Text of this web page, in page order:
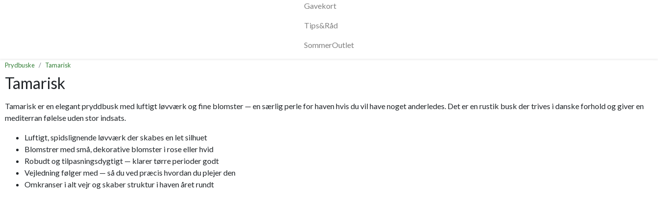
Gavekort
Tips&Råd
SommerOutlet
Prydbuske Tamarisk
Tamarisk
Tamarisk er en elegant pryddbusk med luftigt løvværk og fine blomster — en særlig perle for haven hvis du vil have noget anderledes. Det er en rustik busk der trives i danske forhold og giver en
mediterran følelse uden stor indsats.
Luftigt, spidslignende løvværk der skabes en let silhuet
Blomstrer med små, dekorative blomster i rose eller hvid
Robudt og tilpasningsdygtigt — klarer tørre perioder godt
Vejledning følger med — så du ved præcis hvordan du plejer den
Omkranser i alt vejr og skaber struktur i haven året rundt